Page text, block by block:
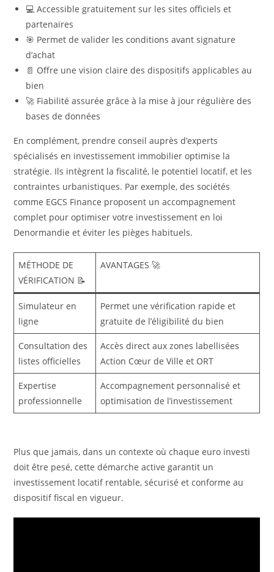
💻 Accessible gratuitement sur les sites officiels et
partenaires
🎯 Permet de valider les conditions avant signature
d’achat
📄 Offre une vision claire des dispositifs applicables au
bien
🚀 Fiabilité assurée grâce à la mise à jour régulière des
bases de données
En complément, prendre conseil auprès d’experts
spécialisés en investissement immobilier optimise la
stratégie. Ils intègrent la fiscalité, le potentiel locatif, et les
contraintes urbanistiques. Par exemple, des sociétés
comme EGCS Finance proposent un accompagnement
complet pour optimiser votre investissement en loi
Denormandie et éviter les pièges habituels.
MÉTHODE DE
VÉRIFICATION 📝
AVANTAGES 🚀
Simulateur en
ligne
Permet une vérification rapide et
gratuite de l’éligibilité du bien
Consultation des
listes officielles
Accès direct aux zones labellisées
Action Cœur de Ville et ORT
Expertise
professionnelle
Accompagnement personnalisé et
optimisation de l’investissement
Plus que jamais, dans un contexte où chaque euro investi
doit être pesé, cette démarche active garantit un
investissement locatif rentable, sécurisé et conforme au
dispositif fiscal en vigueur.